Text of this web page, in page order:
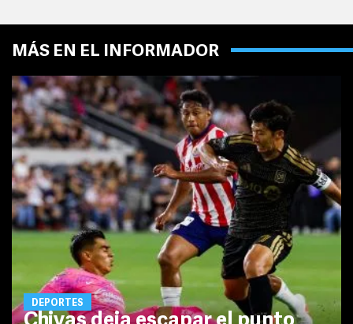
MÁS EN EL INFORMADOR
DEPORTES